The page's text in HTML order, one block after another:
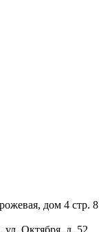
дом 4 стр. 8
ул. Октября, д. 52